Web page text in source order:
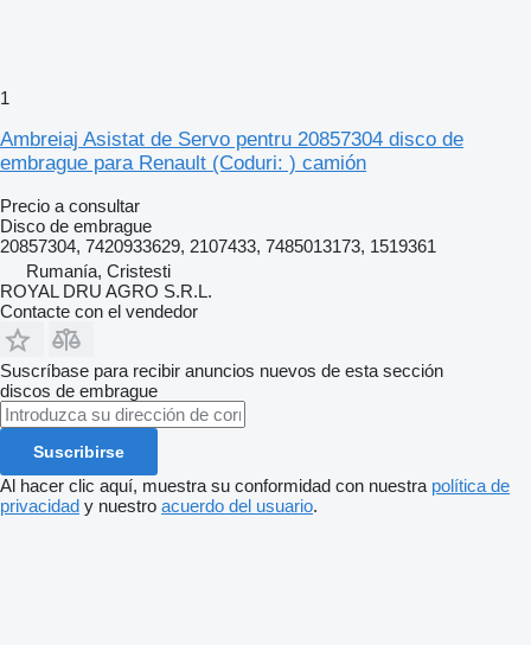
1
Ambreiaj Asistat de Servo pentru 20857304 disco de
embrague para Renault (Coduri: ) camión
Precio a consultar
Disco de embrague
20857304, 7420933629, 2107433, 7485013173, 1519361
Rumanía, Cristesti
ROYAL DRU AGRO S.R.L.
Contacte con el vendedor
Suscríbase para recibir anuncios nuevos de esta sección
discos de embrague
Suscribirse
Al hacer clic aquí, muestra su conformidad con nuestra política de
privacidad y nuestro acuerdo del usuario.